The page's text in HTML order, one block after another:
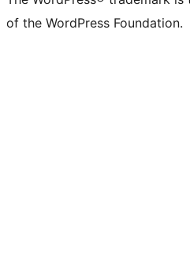
of the WordPress Foundation.